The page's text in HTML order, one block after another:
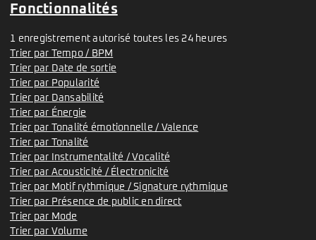
Fonctionnalités
1 enregistrement autorisé toutes les 24 heures
Trier par Tempo / BPM
Trier par Date de sortie
Trier par Popularité
Trier par Dansabilité
Trier par Énergie
Trier par Tonalité émotionnelle / Valence
Trier par Tonalité
Trier par Instrumentalité / Vocalité
Trier par Acousticité / Électronicité
Trier par Motif rythmique / Signature rythmique
Trier par Présence de public en direct
Trier par Mode
Trier par Volume